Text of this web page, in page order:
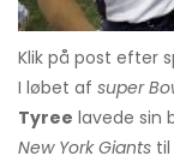
Klik på post efter
I løbet af super
Tyree lavede sin
New York Giants